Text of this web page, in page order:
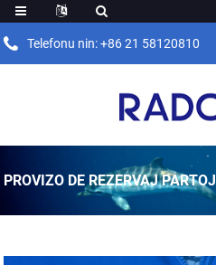
Telefonu nin: +86 21 58120810
PROVIZO DE REZERVAJ PARTOJ